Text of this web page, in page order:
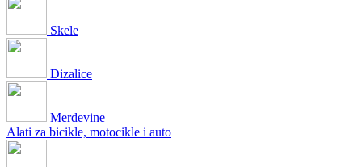
Skele
Dizalice
Merdevine
Alati za bicikle, motocikle i auto